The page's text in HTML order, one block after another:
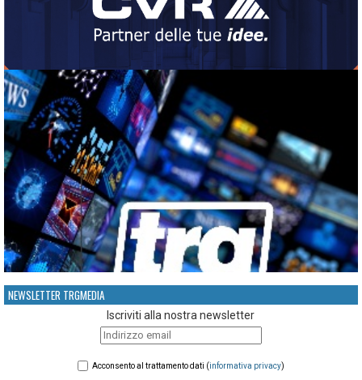
NEWSLETTER TRGMEDIA
Iscriviti alla nostra newsletter
Acconsento al trattamento dati (informativa privacy)